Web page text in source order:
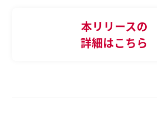
本リリースの
詳細はこちら